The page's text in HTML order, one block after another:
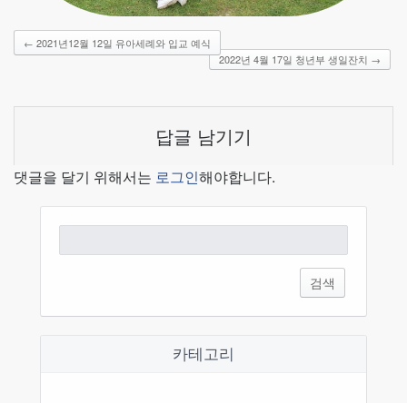
← 2021년12월 12일 유아세례와 입교 예식
2022년 4월 17일 청년부 생일잔치 →
답글 남기기
댓글을 달기 위해서는 로그인해야합니다.
색:
카테고리